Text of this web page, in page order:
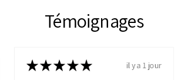
Témoignages
★★★★★
il y a 1 jour